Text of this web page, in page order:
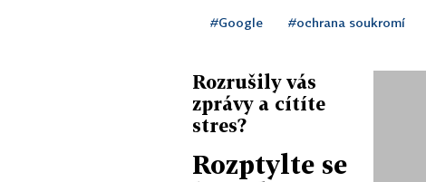
#Google #ochrana soukromí
Rozrušily vás
zprávy a cítíte
stres?
Rozptylte se